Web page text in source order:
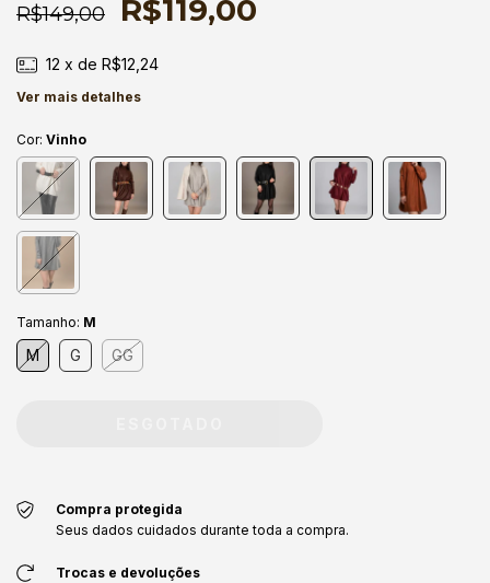
R$149,00 R$119,00
12 x de R$12,24
Ver mais detalhes
Cor: Vinho
Tamanho: M
M G GG
Compra protegida
Seus dados cuidados durante toda a compra.
Trocas e devoluções